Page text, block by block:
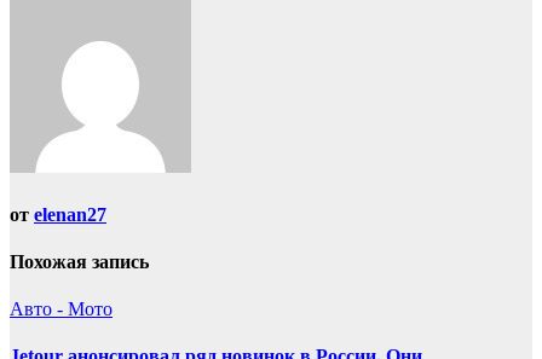
от elenan27
Похожая запись
Авто - Мото